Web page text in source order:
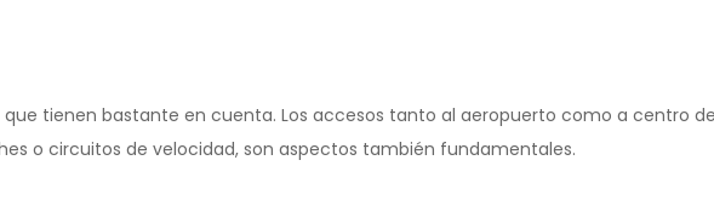
tienen bastante en cuenta. Los accesos tanto al aeropuerto como a centro
o circuitos de velocidad, son aspectos también fundamentales.